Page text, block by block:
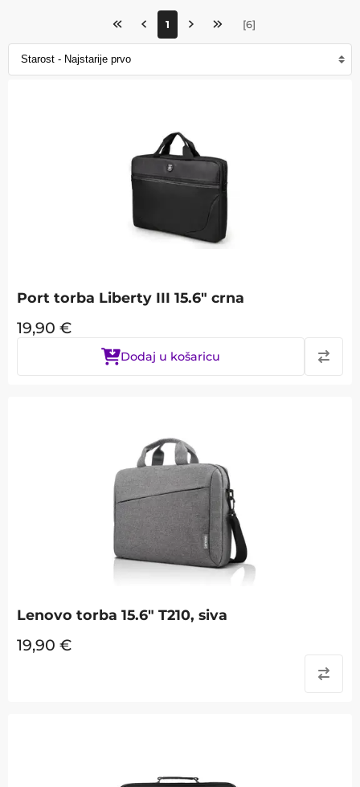
1 [6]
Port torba Liberty III 15.6" crna
19,90 €
Dodaj u košaricu
Lenovo torba 15.6" T210, siva
19,90 €